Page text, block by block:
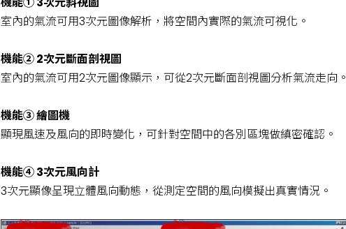
室內的氣流可用3次元圖像解析，將空間內實際的氣流可視化。
機能② 2次元斷面剖視圖
室內的氣流可用2次元圖像顯示，可從2次元斷面剖視圖分析氣流走向
機能③ 繪圖機
顯現風速及風向的即時變化，可針對空間中的各別區塊做縝密確認。
機能④ 3次元風向計
3次元顯像呈現立體風向動態，從測定空間的風向模擬出真實情況。